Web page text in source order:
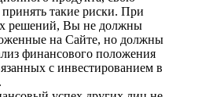
такие риски. При
решений, Вы не должны
на Сайте, но должны
финансового положения
с инвестированием в